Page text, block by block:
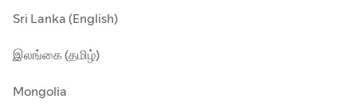
Sri Lanka (English)
இலங்கை (தமிழ்)
Mongolia